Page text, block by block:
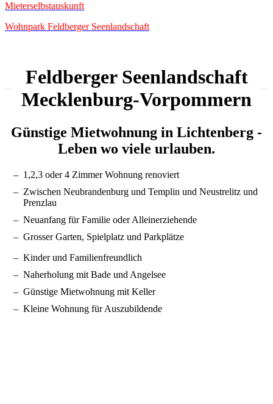
Mieterselbstauskunft
Wohnpark Feldberger Seenlandschaft
Feldberger Seenlandschaft
Mecklenburg-Vorpommern
Günstige Mietwohnung in Lichtenberg -
Leben wo viele urlauben.
1,2,3 oder 4 Zimmer Wohnung renoviert
Zwischen Neubrandenburg und Templin und Neustrelitz und
Prenzlau
Neuanfang für Familie oder Alleinerziehende
Grosser Garten, Spielplatz und Parkplätze
Kinder und Familienfreundlich
Naherholung mit Bade und Angelsee
Günstige Mietwohnung mit Keller
Kleine Wohnung für Auszubildende